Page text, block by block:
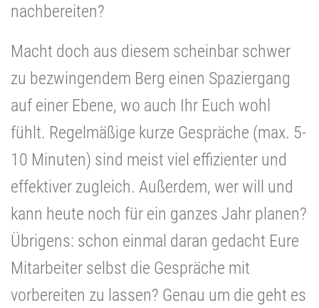
nachbereiten?
Macht doch aus diesem scheinbar schwer
zu bezwingendem Berg einen Spaziergang
auf einer Ebene, wo auch Ihr Euch wohl
fühlt. Regelmäßige kurze Gespräche (max. 5-
10 Minuten) sind meist viel effizienter und
effektiver zugleich. Außerdem, wer will und
kann heute noch für ein ganzes Jahr planen?
Übrigens: schon einmal daran gedacht Eure
Mitarbeiter selbst die Gespräche mit
vorbereiten zu lassen? Genau um die geht es